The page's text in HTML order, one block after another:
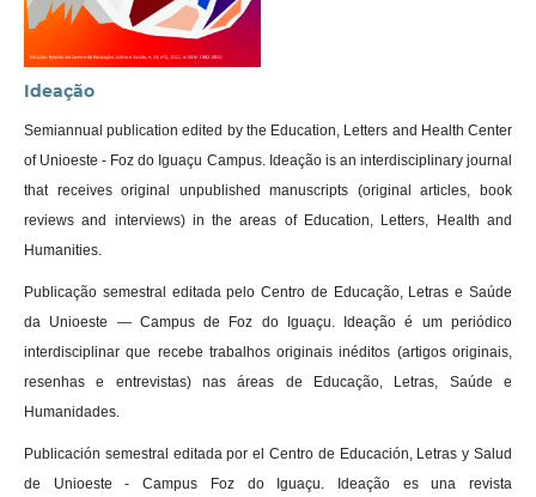
Ideação
Semiannual publication edited by the Education, Letters and Health Center
of Unioeste - Foz do Iguaçu Campus. Ideação is an interdisciplinary journal
that receives original unpublished manuscripts (original articles, book
reviews and interviews) in the areas of Education, Letters, Health and
Humanities.
Publicação semestral editada pelo Centro de Educação, Letras e Saúde
da Unioeste — Campus de Foz do Iguaçu. Ideação é um periódico
interdisciplinar que recebe trabalhos originais inéditos (artigos originais,
resenhas e entrevistas) nas áreas de Educação, Letras, Saúde e
Humanidades.
Publicación semestral editada por el Centro de Educación, Letras y Salud
de Unioeste - Campus Foz do Iguaçu. Ideação es una revista